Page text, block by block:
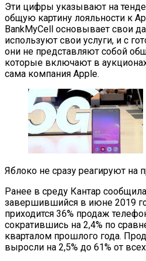
Эти цифры указывают на
общую картину лояльности к
BankMyCell основывает свои
используют свои услуги, и с
они не представляют собой
которые включают в
сама компания Apple.
Яблоко не сразу реагируют на
Ранее в среду Кантар
завершившийся в июне 2019
приходится 36% продаж
сократившись на 2,4% по
кварталом прошлого года.
выросли на 2,5% до 61% от